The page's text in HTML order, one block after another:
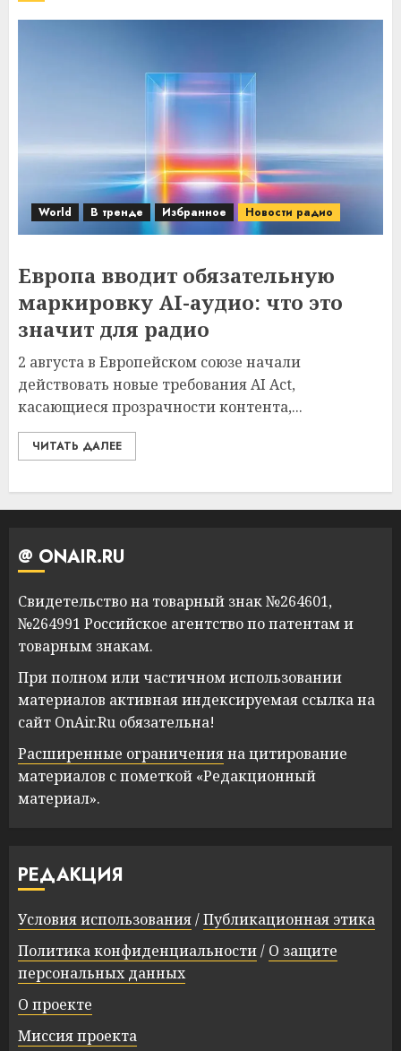
World В тренде Избранное Новости радио
Европа вводит обязательную
маркировку AI-аудио: что это
значит для радио
2 августа в Европейском союзе начали
действовать новые требования AI Act,
касающиеся прозрачности контента,...
ЧИТАТЬ ДАЛЕЕ
@ ONAIR.RU
Свидетельство на товарный знак №264601,
№264991 Российское агентство по патентам и
товарным знакам.
При полном или частичном использовании
материалов активная индексируемая ссылка на
сайт OnAir.Ru обязательна!
Расширенные ограниченияна цитирование
материалов с пометкой «Редакционный
материал».
РЕДАКЦИЯ
Условия использования/Публикационная этика
Политика конфиденциальности/ О защите
персональных данных
О проекте
Миссия проекта